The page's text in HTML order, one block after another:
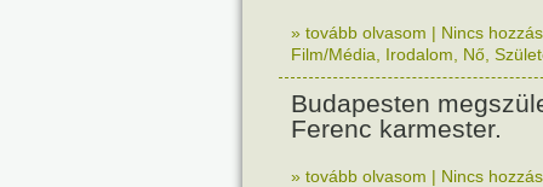
» tovább olvasom | Nincs
Film/Média
Irodalom Nő
Budapesten
Ferenc karmester.
» tovább olvasom | Nincs